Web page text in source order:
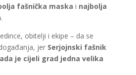
fašnička maska i najbolja
.
obitelji i ekipe – da se
jer Serjojnski fašnik
je cijeli grad jedna velika